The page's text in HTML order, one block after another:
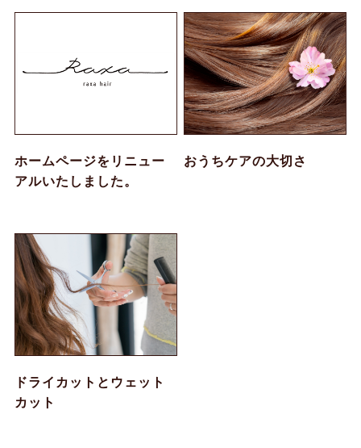
ホームページをリニュー
アルいたしました。
おうちケアの大切さ
ドライカットとウェット
カット